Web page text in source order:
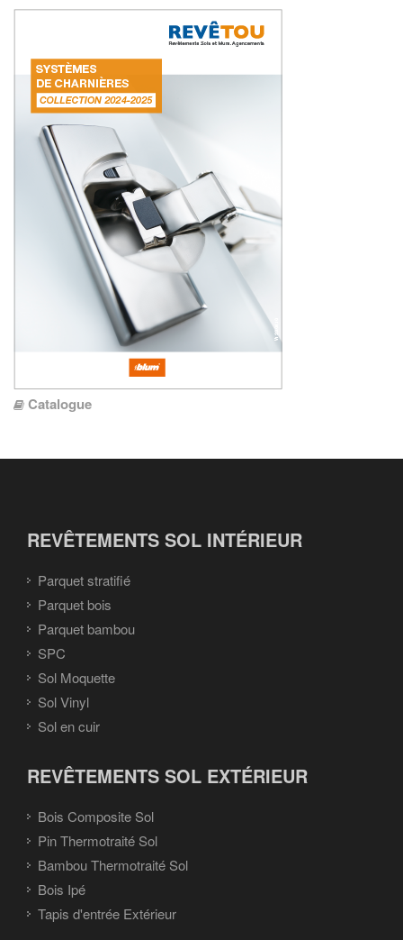
Catalogue
REVÊTEMENTS SOL INTÉRIEUR
Parquet stratifié
Parquet bois
Parquet bambou
SPC
Sol Moquette
Sol Vinyl
Sol en cuir
REVÊTEMENTS SOL EXTÉRIEUR
Bois Composite Sol
Pin Thermotraité Sol
Bambou Thermotraité Sol
Bois Ipé
Tapis d'entrée Extérieur